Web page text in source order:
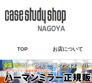
TOP お店について